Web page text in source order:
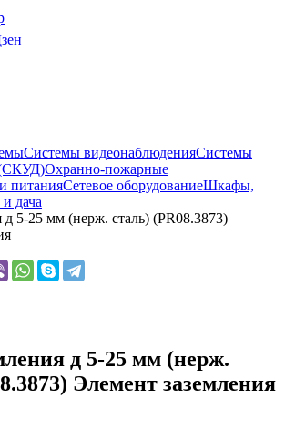
Системы видеонаблюденияСистемы
(СКУД)Охранно-пожарные
питанияСетевое оборудованиеШкафы,
дача
д 5-25 мм (нерж. сталь) (PR08.3873)
д 5-25 мм (нерж.
Элемент заземления